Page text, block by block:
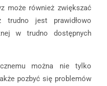
może również zwiększać
trudno jest prawidłowo
w trudno dostępnych
można nie tylko
pozbyć się problemów